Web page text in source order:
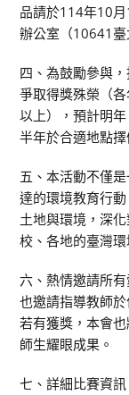
品請於114年10
辦公室（10641臺
四、為鼓勵參與
爭取得獎殊榮（
以上），預計明
半年於合適地點
五、本活動不僅
達的環境教育行
土地與環境，深
校、各地的臺灣環
六、熱情邀請所
也邀請指導教師
若有獲獎，本會
師生耀眼成果。
七、詳細比賽資